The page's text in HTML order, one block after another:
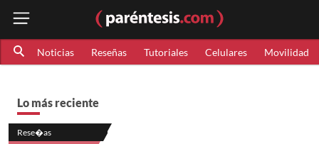
Noticias Reseñas Tutoriales Celulares Movilidad
Lo más reciente
Rese�as